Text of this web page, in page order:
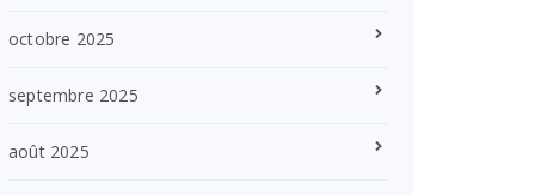
octobre 2025
septembre 2025
août 2025